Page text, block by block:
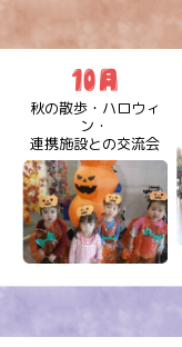
秋の散歩・ハロウィ
ン・
連携施設との交流会